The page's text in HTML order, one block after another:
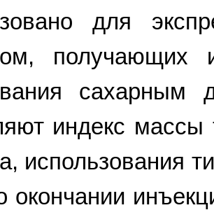
для
получающих
сахарным
индекс
использования
окончании